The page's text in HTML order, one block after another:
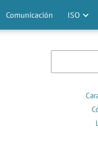
Comunicación ISO